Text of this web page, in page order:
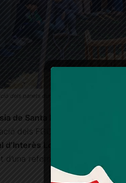
dels panets durant les festes de Sant Antoni
de Santa Maria de Vallvidrera
dels FGC del Baixador de
d’Interès Local
d’una reforma. L’edifici actual